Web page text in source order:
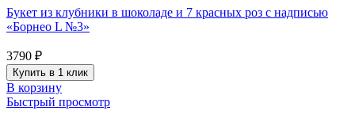
Букет из клубники в шоколаде и 7 красных роз с надписью
«Борнео L №3»
3790 ₽
Купить в 1 клик
В корзину
Быстрый просмотр